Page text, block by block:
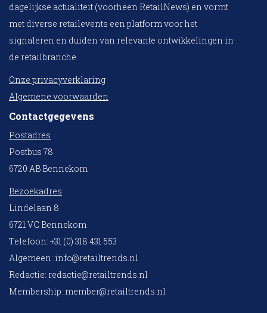
dagelijkse actualiteit (voorheen RetailNews) en vormt
met diverse retailevents een platform voor het
signaleren en duiden van relevante ontwikkelingen in
de retailbranche.
Onze privacyverklaring
Algemene voorwaarden
Contactgegevens
Postadres
Postbus 78
6720 AB Bennekom
Bezoekadres
Lindelaan 8
6721 VC Bennekom
Telefoon: +31 (0) 318 431 553
Algemeen: info@retailtrends.nl
Redactie: redactie@retailtrends.nl
Membership: member@retailtrends.nl